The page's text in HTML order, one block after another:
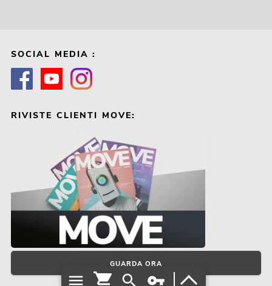
SOCIAL MEDIA :
RIVISTE CLIENTI MOVE:
GUARDA ORA